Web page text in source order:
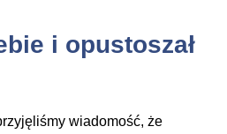
i opustoszał
wiadomość, że